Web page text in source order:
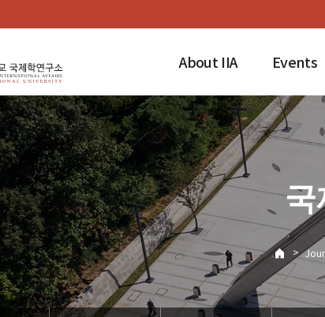
About IIA Events
국
>